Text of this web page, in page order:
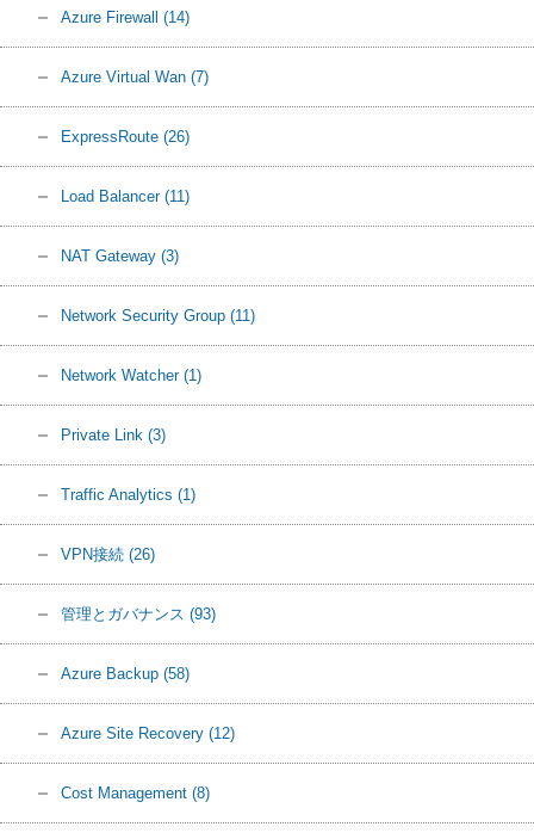
Azure Firewall (14)
Azure Virtual Wan (7)
ExpressRoute (26)
Load Balancer (11)
NAT Gateway (3)
Network Security Group (11)
Network Watcher (1)
Private Link (3)
Traffic Analytics (1)
VPN接続 (26)
管理とガバナンス (93)
Azure Backup (58)
Azure Site Recovery (12)
Cost Management (8)